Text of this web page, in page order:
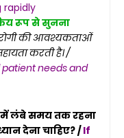
rapidly
रूप से सुनना
की आवश्यकताओं
करती है। /
needs and
में लंबे समय तक रहना
देना चाहिए? /If